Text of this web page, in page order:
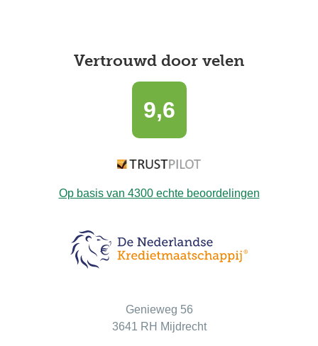
Vertrouwd door velen
9,6
Op basis van 4300echte beoordelingen
Genieweg 56
3641 RH Mijdrecht